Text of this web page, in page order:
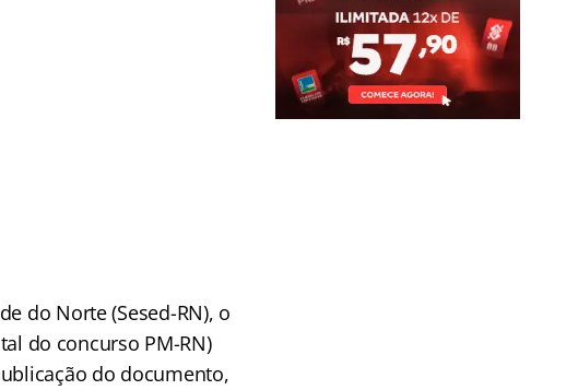
do Norte (Sesed-RN), o
do concurso PM-RN)
do documento,